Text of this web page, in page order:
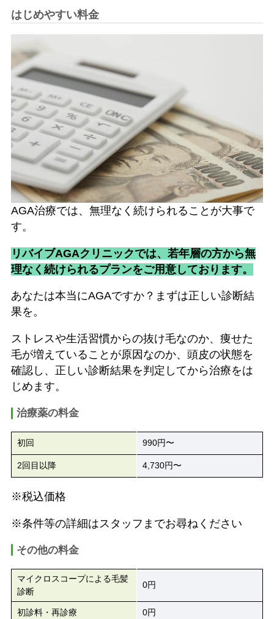
はじめやすい料金
AGA治療では、無理なく続けられることが大事で
す。
リバイブAGAクリニックでは、若年層の方から無
理なく続けられるプランをご用意しております。
あなたは本当にAGAですか？まずは正しい診断結
果を。
ストレスや生活習慣からの抜け毛なのか、痩せた
毛が増えていることが原因なのか、頭皮の状態を
確認し、正しい診断結果を判定してから治療をは
じめます。
治療薬の料金
初回 990円〜
2回目以降 4,730円〜
※税込価格
※条件等の詳細はスタッフまでお尋ねください
その他の料金
マイクロスコープによる毛髪
診断
0円
初診料・再診療 0円